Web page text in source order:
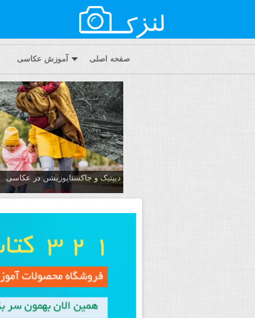
صفحه اصلی آموزش عکاسی
دیپتیک و جاکستا‌پوزیشن در عکاسی